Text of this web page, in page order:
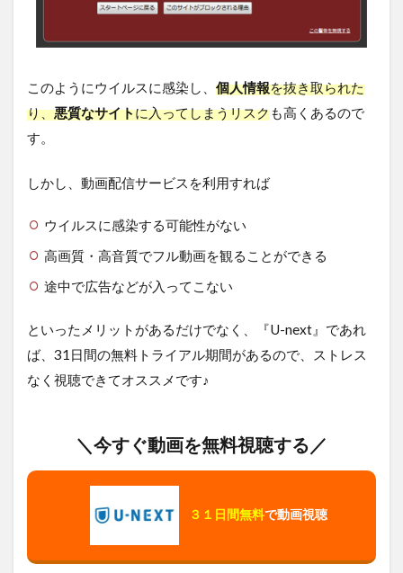
このようにウイルスに感染し、 個人情報を抜き取られた
り、悪質なサイトに入ってしまうリスクも高くあるので
す。
しかし、動画配信サービスを利用すれば
ウイルスに感染する可能性がない
高画質・高音質でフル動画を観ることができる
途中で広告などが入ってこない
といったメリットがあるだけでなく、『U-next』であれ
ば、31日間の無料トライアル期間があるので、ストレス
なく視聴できてオススメです♪
＼今すぐ動画を無料視聴する／
３１日間無料で動画視聴